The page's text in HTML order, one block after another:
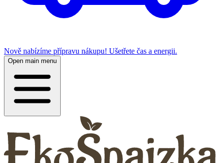
Nově nabízíme přípravu nákupu! Ušetřete čas a energii.
Open main menu